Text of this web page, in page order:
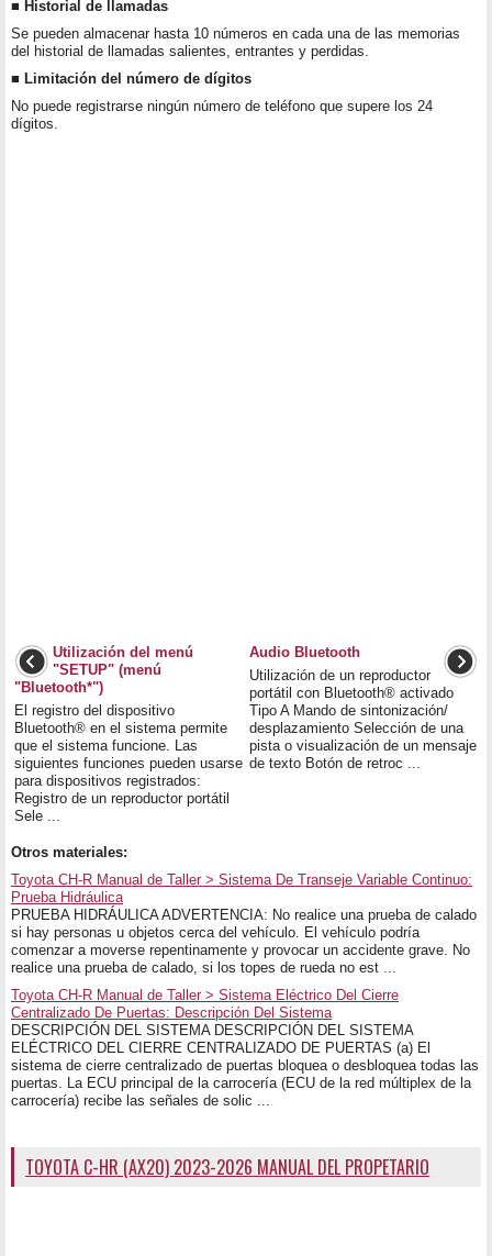
■ Historial de llamadas
Se pueden almacenar hasta 10 números en cada una de las memorias
del historial de llamadas salientes, entrantes y perdidas.
■ Limitación del número de dígitos
No puede registrarse ningún número de teléfono que supere los 24
dígitos.
Utilización del menú
"SETUP" (menú
"Bluetooth*")
El registro del dispositivo
Bluetooth® en el sistema permite
que el sistema funcione. Las
siguientes funciones pueden usarse
para dispositivos registrados:
Registro de un reproductor portátil
Sele ...
Audio Bluetooth
Utilización de un reproductor
portátil con Bluetooth® activado
Tipo A Mando de sintonización/
desplazamiento Selección de una
pista o visualización de un mensaje
de texto Botón de retroc ...
Otros materiales:
Toyota CH-R Manual de Taller > Sistema De Transeje Variable Continuo:
Prueba Hidráulica
PRUEBA HIDRÁULICA ADVERTENCIA: No realice una prueba de calado
si hay personas u objetos cerca del vehículo. El vehículo podría
comenzar a moverse repentinamente y provocar un accidente grave. No
realice una prueba de calado, si los topes de rueda no est ...
Toyota CH-R Manual de Taller > Sistema Eléctrico Del Cierre
Centralizado De Puertas: Descripción Del Sistema
DESCRIPCIÓN DEL SISTEMA DESCRIPCIÓN DEL SISTEMA
ELÉCTRICO DEL CIERRE CENTRALIZADO DE PUERTAS (a) El
sistema de cierre centralizado de puertas bloquea o desbloquea todas las
puertas. La ECU principal de la carrocería (ECU de la red múltiplex de la
carrocería) recibe las señales de solic ...
TOYOTA C-HR (AX20) 2023-2026 MANUAL DEL PROPETARIO